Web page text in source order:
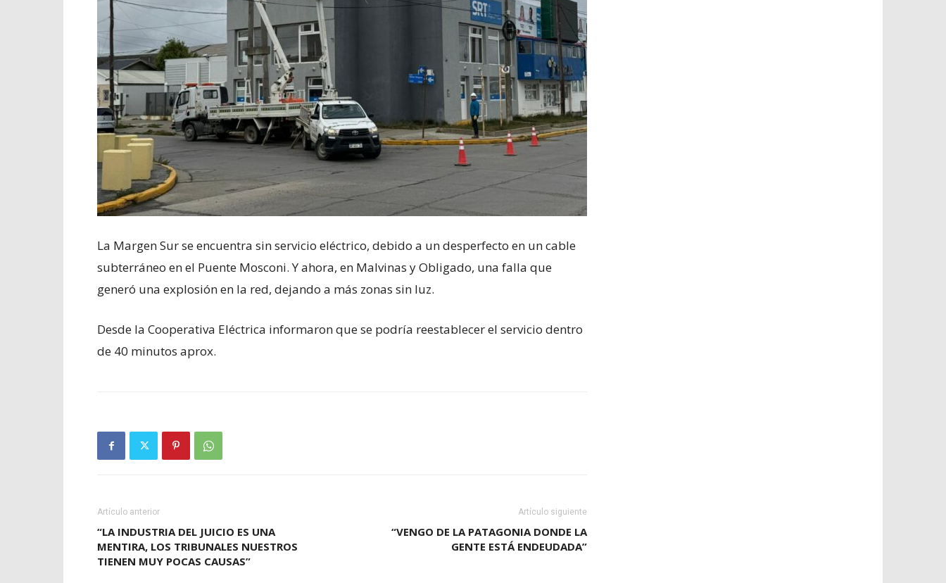
La Margen Sur se encuentra sin servicio eléctrico, debido a un desperfecto en un cable
subterráneo en el Puente Mosconi. Y ahora, en Malvinas y Obligado, una falla que
generó una explosión en la red, dejando a más zonas sin luz.
Desde la Cooperativa Eléctrica informaron que se podría reestablecer el servicio dentro
de 40 minutos aprox.
Artículo anterior
“LA INDUSTRIA DEL JUICIO ES UNA
MENTIRA, LOS TRIBUNALES NUESTROS
TIENEN MUY POCAS CAUSAS”
Artículo siguiente
“VENGO DE LA PATAGONIA DONDE LA
GENTE ESTÁ ENDEUDADA”